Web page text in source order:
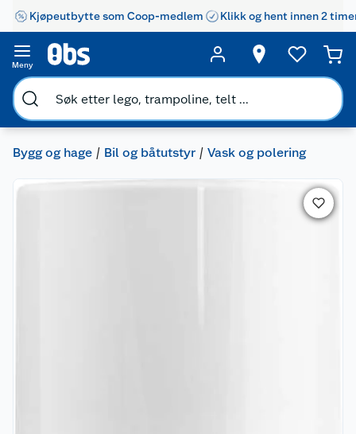
Kjøpeutbytte som Coop-medlem Klikk og hent innen 2
Meny
Bygg og hage Bil og båtutstyr Vask og polering